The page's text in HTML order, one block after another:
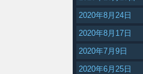
2020年8月24日
2020年8月17日
2020年7月9日
2020年6月25日